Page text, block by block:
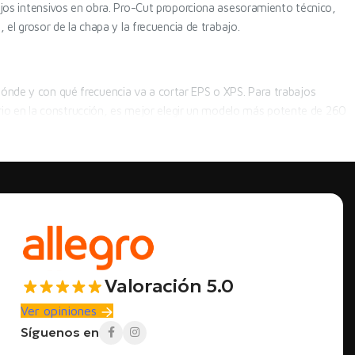
intensivos en obra. Pro-Cut proporciona asesoramiento técnico,
grosor de la chapa y la frecuencia de trabajo.
y con qué frecuencia va a cortar EPS o XPS. Para trabajos
en la construcción, es mejor elegir un modelo más potente de 260
equipos de construcción, trabajos de fachada y aislamiento
trabajos intensivos, cortes rectos, ingletes y ranuras
premium, aluminio 100%, rápido de montar y transportar
Valoración 5.0
Ver opiniones
Síguenos en